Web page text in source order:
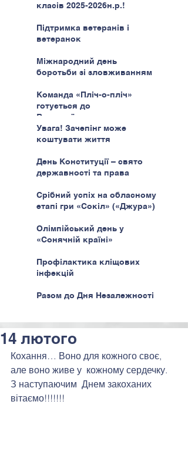
класів 2025-2026н.р.!
Підтримка ветеранів і
ветеранок
Міжнародний день
боротьби зі зловживанням
Команда «Пліч-о-пліч»
готується до
Всеукраїнського етапу
Увага! Зачепінг може
коштувати життя
День Конституції – свято
державності та права
Срібний успіх на обласному
етапі гри «Сокіл» («Джура»)
Олімпійський день у
«Сонячній країні»
Профілактика кліщових
інфекцій
Разом до Дня Незалежності
14 лютого
Кохання… Воно для кожного своє,
але воно живе у  кожному сердечку.
З наступаючим  Днем закоханих
вітаємо!!!!!!!